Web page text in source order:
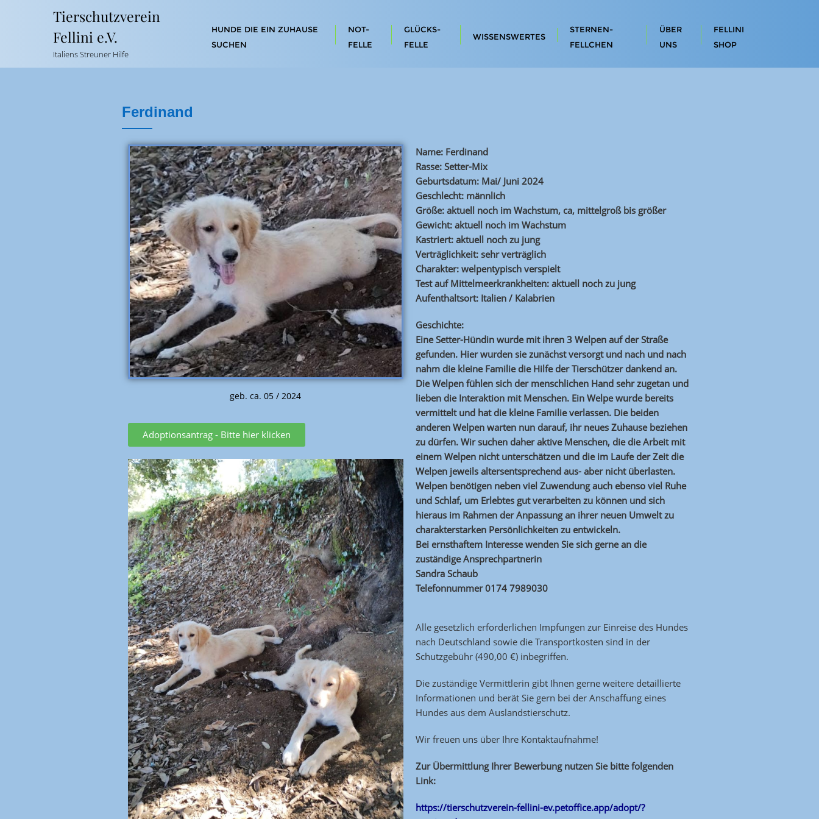
Tierschutzverein
Fellini e.V.
Italiens Streuner Hilfe
HUNDE DIE EIN ZUHAUSE
SUCHEN
NOT-
FELLE
GLÜCKS-
FELLE
WISSENSWERTES
STERNEN-
FELLCHEN
ÜBER
UNS
FELLINI
SHOP
Ferdinand
geb. ca. 05 / 2024
Adoptionsantrag - Bitte hier klicken
Name: Ferdinand
Rasse: Setter-Mix
Geburtsdatum: Mai/ Juni 2024
Geschlecht: männlich
Größe: aktuell noch im Wachstum, ca, mittelgroß bis größer
Gewicht: aktuell noch im Wachstum
Kastriert: aktuell noch zu jung
Verträglichkeit: sehr verträglich
Charakter: welpentypisch verspielt
Test auf Mittelmeerkrankheiten: aktuell noch zu jung
Aufenthaltsort: Italien / Kalabrien
Geschichte:
Eine Setter-Hündin wurde mit ihren 3 Welpen auf der Straße
gefunden. Hier wurden sie zunächst versorgt und nach und nach
nahm die kleine Familie die Hilfe der Tierschützer dankend an.
Die Welpen fühlen sich der menschlichen Hand sehr zugetan und
lieben die Interaktion mit Menschen. Ein Welpe wurde bereits
vermittelt und hat die kleine Familie verlassen. Die beiden
anderen Welpen warten nun darauf, ihr neues Zuhause beziehen
zu dürfen. Wir suchen daher aktive Menschen, die die Arbeit mit
einem Welpen nicht unterschätzen und die im Laufe der Zeit die
Welpen jeweils altersentsprechend aus- aber nicht überlasten.
Welpen benötigen neben viel Zuwendung auch ebenso viel Ruhe
und Schlaf, um Erlebtes gut verarbeiten zu können und sich
hieraus im Rahmen der Anpassung an ihrer neuen Umwelt zu
charakterstarken Persönlichkeiten zu entwickeln.
Bei ernsthaftem Interesse wenden Sie sich gerne an die
zuständige Ansprechpartnerin
Sandra Schaub
Telefonnummer 0174 7989030
Alle gesetzlich erforderlichen Impfungen zur Einreise des Hundes
nach Deutschland sowie die Transportkosten sind in der
Schutzgebühr (490,00 €) inbegriffen.
Die zuständige Vermittlerin gibt Ihnen gerne weitere detaillierte
Informationen und berät Sie gern bei der Anschaffung eines
Hundes aus dem Auslandstierschutz.
Wir freuen uns über Ihre Kontaktaufnahme!
Zur Übermittlung Ihrer Bewerbung nutzen Sie bitte folgenden
Link:
https://tierschutzverein-fellini-ev.petoffice.app/adopt/?